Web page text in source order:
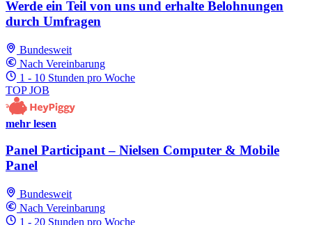
Werde ein Teil von uns und erhalte Belohnungen
durch Umfragen
Bundesweit
Nach Vereinbarung
1 - 10 Stunden pro Woche
TOP JOB
mehr lesen
Panel Participant – Nielsen Computer & Mobile
Panel
Bundesweit
Nach Vereinbarung
1 - 20 Stunden pro Woche